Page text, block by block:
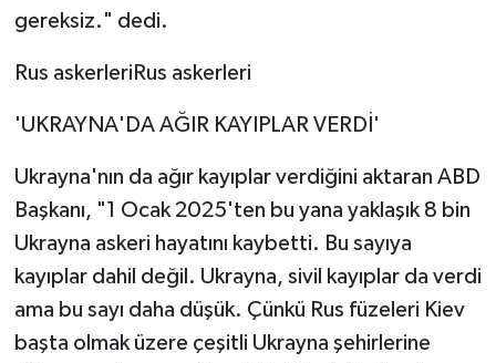
gereksiz." dedi.
Rus askerleriRus askerleri
'UKRAYNA'DA AĞIR KAYIPLAR VERDİ'
Ukrayna'nın da ağır kayıplar verdiğini aktaran ABD
Başkanı, "1 Ocak 2025'ten bu yana yaklaşık 8 bin
Ukrayna askeri hayatını kaybetti. Bu sayıya
kayıplar dahil değil. Ukrayna, sivil kayıplar da verdi
ama bu sayı daha düşük. Çünkü Rus füzeleri Kiev
başta olmak üzere çeşitli Ukrayna şehirlerine